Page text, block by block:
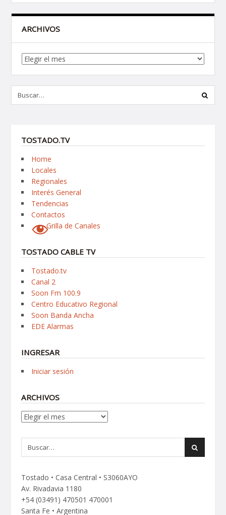
ARCHIVOS
Archivos
TOSTADO.TV
Home
Locales
Regionales
Interés General
Tendencias
Contactos
Grilla de Canales
TOSTADO CABLE TV
Tostado.tv
Canal 2
Soon Fm 100.9
Centro Educativo Regional
Soon Banda Ancha
EDE Alarmas
INGRESAR
Iniciar sesión
ARCHIVOS
Archivos
Tostado • Casa Central • S3060AYO
Av. Rivadavia 1180
+54 (03491) 470501 470001
Santa Fe • Argentina